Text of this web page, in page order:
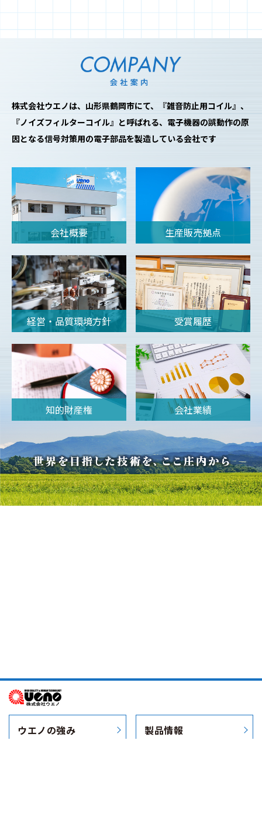
株式会社ウエノは、山形県鶴岡市にて、『雑音防止用コイル』、
『ノイズフィルターコイル』と呼ばれる、 電子機器の誤動作の原
因となる信号対策用の電子部品を製造している会社です
会社概要 生産販売拠点
経営・品質環境方針 受賞履歴
知的財産権 会社業績
ウエノの強み 製品情報